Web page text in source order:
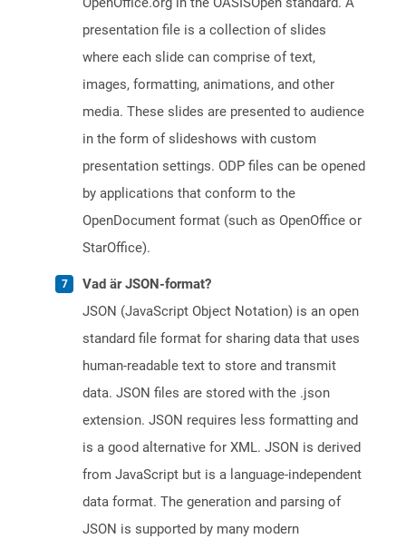
presentation file is a collection of slides
where each slide can comprise of text,
images, formatting, animations, and other
media. These slides are presented to audience
in the form of slideshows with custom
presentation settings. ODP files can be opened
by applications that conform to the
OpenDocument format (such as OpenOffice or
StarOffice).
Vad är JSON-format?
JSON (JavaScript Object Notation) is an open
standard file format for sharing data that uses
human-readable text to store and transmit
data. JSON files are stored with the .json
extension. JSON requires less formatting and
is a good alternative for XML. JSON is derived
from JavaScript but is a language-independent
data format. The generation and parsing of
JSON is supported by many modern